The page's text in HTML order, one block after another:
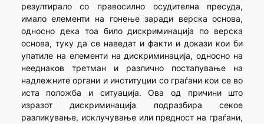
резултирало со правосилно осудителна пресуда,
имало елементи на гонење заради верска основа,
односно дека тоа било дискриминација по верска
основа, туку да се наведат и факти и докази кои би
упатиле на елементи на дискриминација, односно на
нееднаков третман и различно постапување на
надлежните органи и институции со граѓани кои се во
иста положба и ситуација. Ова од причини што
изразот дискриминација подразбира секое
разликување, исклучување или предност на граѓани,